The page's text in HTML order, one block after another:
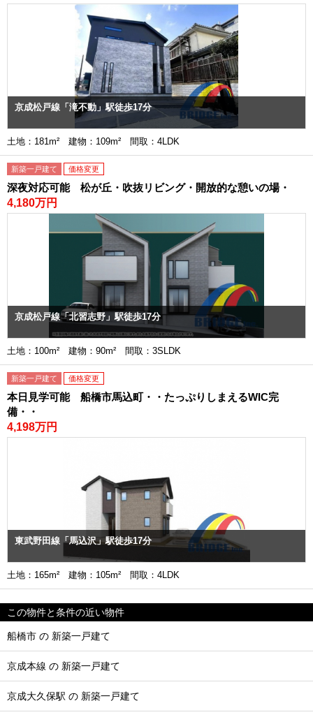
京成松戸線「滝不動」駅徒歩17分
土地：181m² 建物：109m² 間取：4LDK
新築一戸建て 価格変更
深夜対応可能 松が丘・吹抜リビング・開放的な憩いの場・
4,180万円
京成松戸線「北習志野」駅徒歩17分
土地：100m² 建物：90m² 間取：3SLDK
新築一戸建て 価格変更
本日見学可能 船橋市馬込町・・たっぷりしまえるWIC完
備・・
4,198万円
東武野田線「馬込沢」駅徒歩17分
土地：165m² 建物：105m² 間取：4LDK
この物件と条件の近い物件
船橋市 の 新築一戸建て
京成本線 の 新築一戸建て
京成大久保駅 の 新築一戸建て